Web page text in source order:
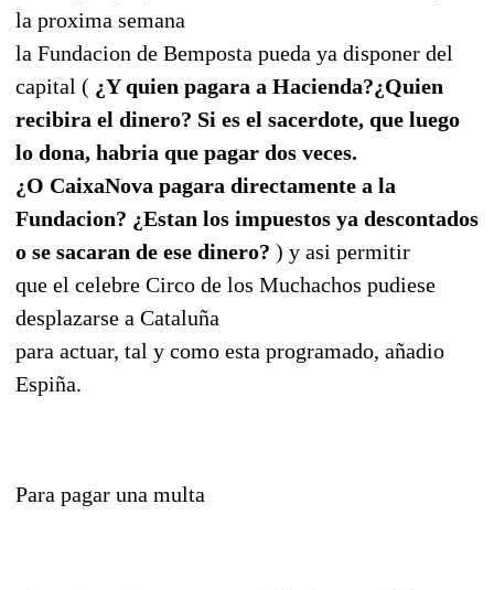
la proxima semana
la Fundacion de Bemposta pueda ya disponer del
capital ( ¿Y quien pagara a Hacienda?¿Quien
recibira el dinero? Si es el sacerdote, que luego
lo dona, habria que pagar dos veces.
¿O CaixaNova pagara directamente a la
Fundacion? ¿Estan los impuestos ya descontados
o se sacaran de ese dinero? ) y asi permitir
que el celebre Circo de los Muchachos pudiese
desplazarse a Cataluña
para actuar, tal y como esta programado, añadio
Espiña.
Para pagar una multa